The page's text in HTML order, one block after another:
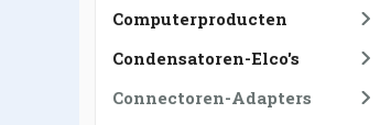
Computerproducten
Condensatoren-Elco's
Connectoren-Adapters